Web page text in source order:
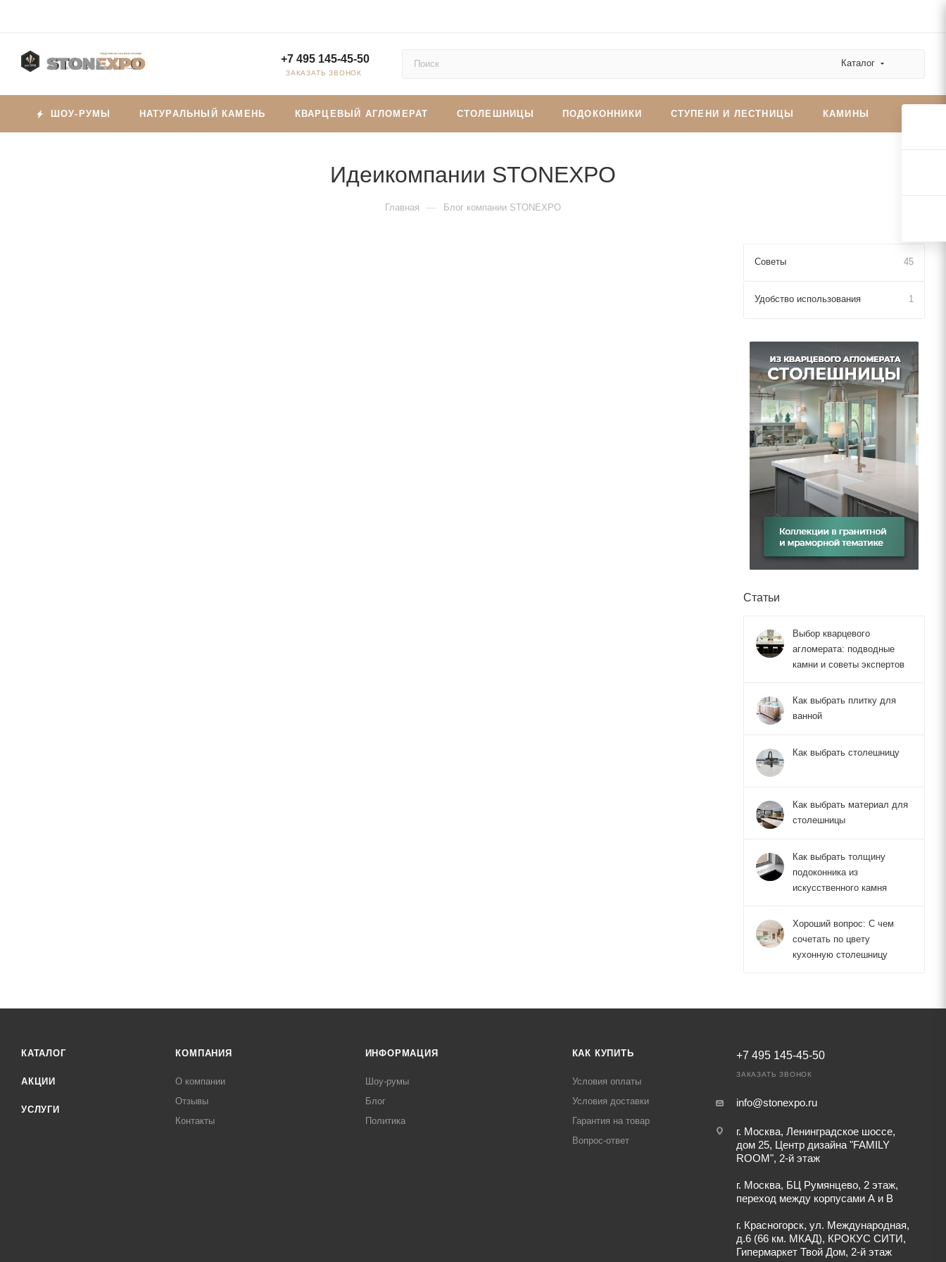
+7 495 145-45-50
ЗАКАЗАТЬ ЗВОНОК
Каталог
ШОУ-РУМЫ НАТУРАЛЬНЫЙ КАМЕНЬ КВАРЦЕВЫЙ АГЛОМЕРАТ СТОЛЕШНИЦЫ ПОДОКОННИКИ СТУПЕНИ И ЛЕСТНИЦЫ КАМИНЫ
Идеикомпании STONEXPO
Главная — Блог компании STONEXPO
Советы 45
Удобство использования 1
Статьи
Выбор кварцевого
агломерата: подводные
камни и советы экспертов
Как выбрать плитку для
ванной
Как выбрать столешницу
Как выбрать материал для
столешницы
Как выбрать толщину
подоконника из
искусственного камня
Хороший вопрос: С чем
сочетать по цвету
кухонную столешницу
КАТАЛОГ
АКЦИИ
УСЛУГИ
КОМПАНИЯ
О компании
Отзывы
Контакты
ИНФОРМАЦИЯ
Шоу-румы
Блог
Политика
КАК КУПИТЬ
Условия оплаты
Условия доставки
Гарантия на товар
Вопрос-ответ
+7 495 145-45-50
ЗАКАЗАТЬ ЗВОНОК
info@stonexpo.ru
г. Москва, Ленинградское шоссе,
дом 25, Центр дизайна "FAMILY
ROOM", 2-й этаж
г. Москва, БЦ Румянцево, 2 этаж,
переход между корпусами А и В
г. Красногорск, ул. Международная,
д.6 (66 км. МКАД), КРОКУС СИТИ,
Гипермаркет Твой Дом, 2-й этаж